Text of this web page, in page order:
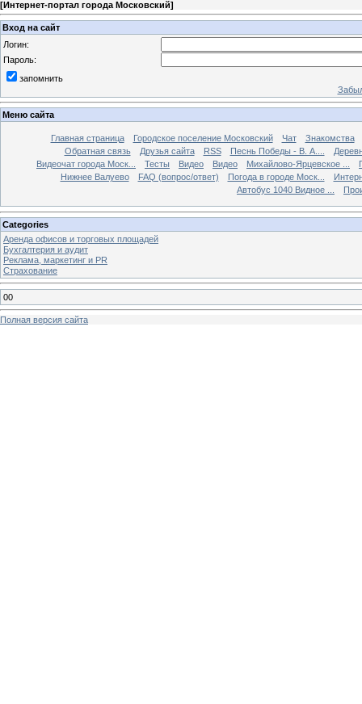
[Интернет-портал города Московский]
Вход на сайт
Логин:
Пароль:
запомнить
Меню сайта
Главная страница Городское поселение Московский Чат
Знакомства
Обратная связь
Друзья сайта RSS Песнь Победы - В. А....
Видеочат города Моск...
Тесты Видео Видео Михайлово-Ярцевское ...
Нижнее Валуево
FAQ (вопрос/ответ) Погода в городе Моск...
Автобус 1040 Видное ...
Categories
Аренда офисов и торговых площадей
Бухгалтерия и аудит
Реклама, маркетинг и PR
Страхование
00
Полная версия сайта